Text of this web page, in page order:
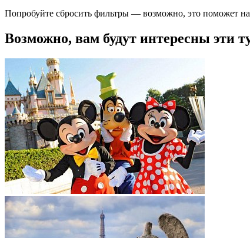
Попробуйте сбросить фильтры — возможно, это поможет
Возможно, вам будут интересны эти